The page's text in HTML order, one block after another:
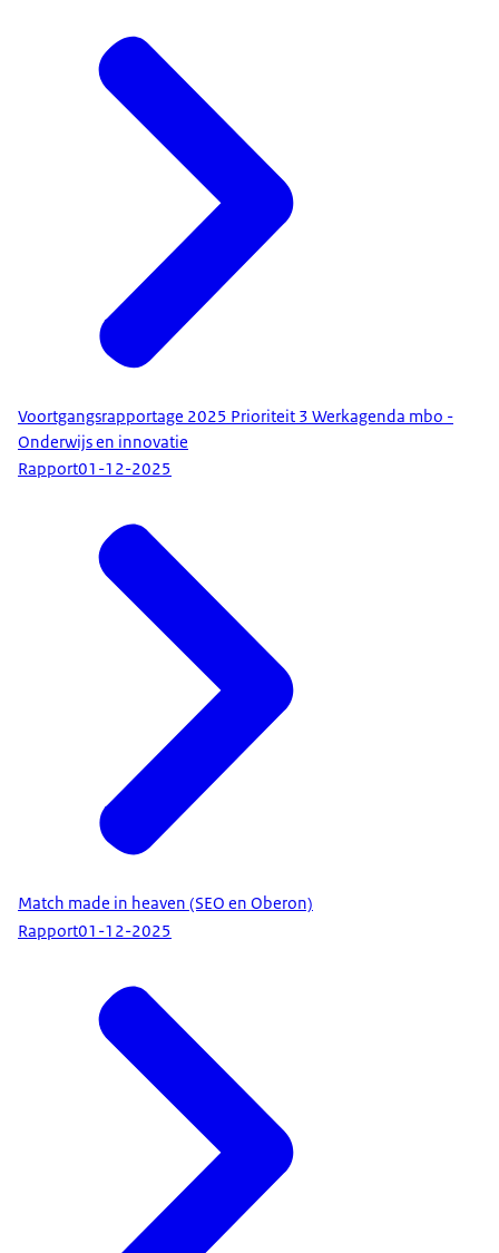
Voortgangsrapportage 2025 Prioriteit 3 Werkagenda mbo -
Onderwijs en innovatie
Rapport01-12-2025
Match made in heaven (SEO en Oberon)
Rapport01-12-2025